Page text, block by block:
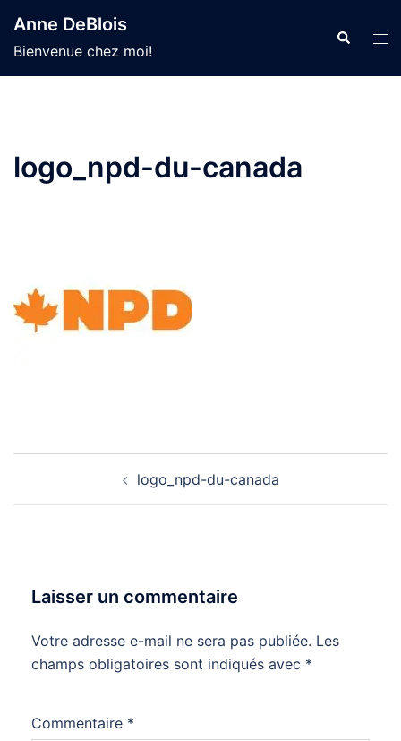
au
contenu
Anne DeBlois
Bienvenue chez moi!
logo_npd-du-canada
logo_npd-du-canada
Laisser un commentaire
Votre adresse e-mail ne sera pas publiée. Les
champs obligatoires sont indiqués avec *
Commentaire *